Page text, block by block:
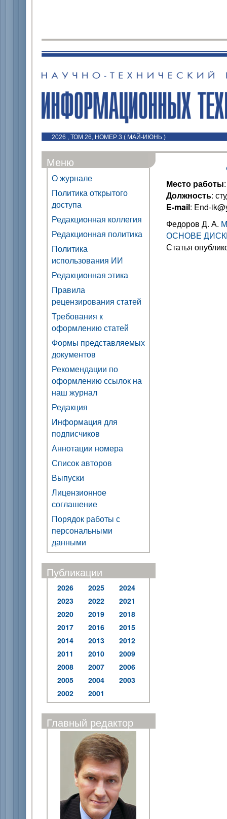
2026 , ТОМ 26, НОМЕР 3 ( МАЙ-ИЮНЬ )
Меню
О журнале
Политика открытого
доступа
Редакционная коллегия
Редакционная политика
Политика
использования ИИ
Редакционная этика
Правила
рецензирования статей
Требования к
оформлению статей
Формы представляемых
документов
Рекомендации по
оформлению ссылок на
наш журнал
Редакция
Информация для
подписчиков
Аннотации номера
Список авторов
Выпуски
Лицензионное
соглашение
Порядок работы с
персональными
данными
Публикации
2026 2025
2024
2023
2022
2021
2020
2019
2018
2017
2016
2015
2014
2013
2012
2011
2010
2009
2008
2007
2006
2005
2004
2003
2002
2001
Главный редактор
Место работы
Должность:
E-mail: End-
Федоров Д. А.
ОСНОВЕ
Статья